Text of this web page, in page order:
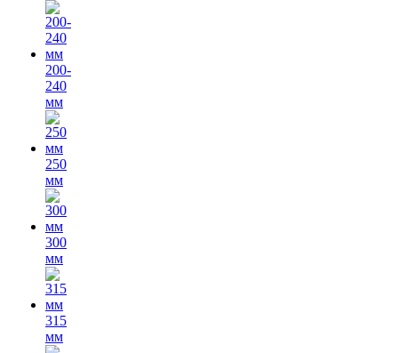
200-
240
мм
250
мм
300
мм
315
мм